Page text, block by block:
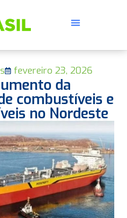
fevereiro 23, 2026
da
combustíveis e
no Nordeste